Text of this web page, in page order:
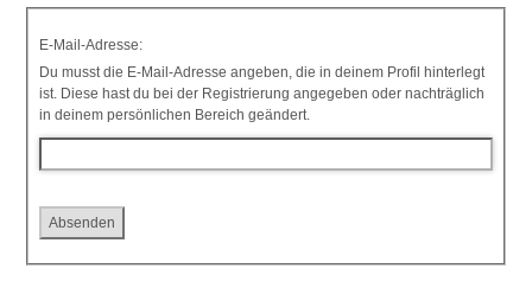
E-Mail-Adresse:
Du musst die E-Mail-Adresse angeben, die in deinem Profil hinterlegt
ist. Diese hast du bei der Registrierung angegeben oder nachträglich
in deinem persönlichen Bereich geändert.